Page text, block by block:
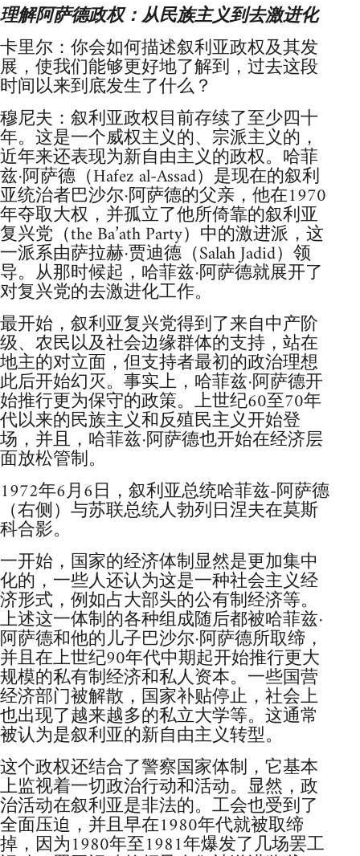
理解阿萨德政权：从民族主义到去激进化
卡里尔：你会如何描述叙利亚政权及其发
展，使我们能够更好地了解到，过去这段
时间以来到底发生了什么？
穆尼夫：叙利亚政权目前存续了至少四十
年。这是一个威权主义的、宗派主义的，
近年来还表现为新自由主义的政权。哈菲
兹·阿萨德（Hafez al-Assad）是现在的叙利
亚统治者巴沙尔·阿萨德的父亲，他在1970
年夺取大权，并孤立了他所倚靠的叙利亚
复兴党（the Ba’ath Party）中的激进派，这
一派系由萨拉赫·贾迪德（Salah Jadid）领
导。从那时候起，哈菲兹·阿萨德就展开了
对复兴党的去激进化工作。
最开始，叙利亚复兴党得到了来自中产阶
级、农民以及社会边缘群体的支持，站在
地主的对立面，但支持者最初的政治理想
此后开始幻灭。事实上，哈菲兹·阿萨德开
始推行更为保守的政策。上世纪60至70年
代以来的民族主义和反殖民主义开始登
场，并且，哈菲兹·阿萨德也开始在经济层
面放松管制。
1972年6月6日，叙利亚总统哈菲兹-阿萨德
（右侧）与苏联总统人勃列日涅夫在莫斯
科合影。
一开始，国家的经济体制显然是更加集中
化的，一些人还认为这是一种社会主义经
济形式，例如占大部头的公有制经济等。
上述这一体制的各种组成随后都被哈菲兹·
阿萨德和他的儿子巴沙尔·阿萨德所取缔，
并且在上世纪90年代中期起开始推行更大
规模的私有制经济和私人资本。一些国营
经济部门被解散，国家补贴停止，社会上
也出现了越来越多的私立大学等。这通常
被认为是叙利亚的新自由主义转型。
这个政权还结合了警察国家体制，它基本
上监视着一切政治行动和活动。显然，政
治活动在叙利亚是非法的。工会也受到了
全面压迫，并且早在1980年代就被取缔
掉，因为1980年至1981年爆发了几场罢工